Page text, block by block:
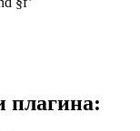
плагина: